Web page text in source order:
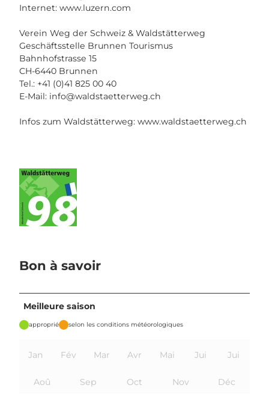
Internet: www.luzern.com
Verein Weg der Schweiz & Waldstätterweg
Geschäftsstelle Brunnen Tourismus
Bahnhofstrasse 15
CH-6440 Brunnen
Tel.: +41 (0)41 825 00 40
E-Mail: info@waldstaetterweg.ch
Infos zum Waldstätterweg: www.waldstaetterweg.ch
Bon à savoir
Meilleure saison
approprié selon les conditions météorologiques
Jan Fév Mar Avr Mai Jui Jui
Aoû Sep Oct Nov Déc